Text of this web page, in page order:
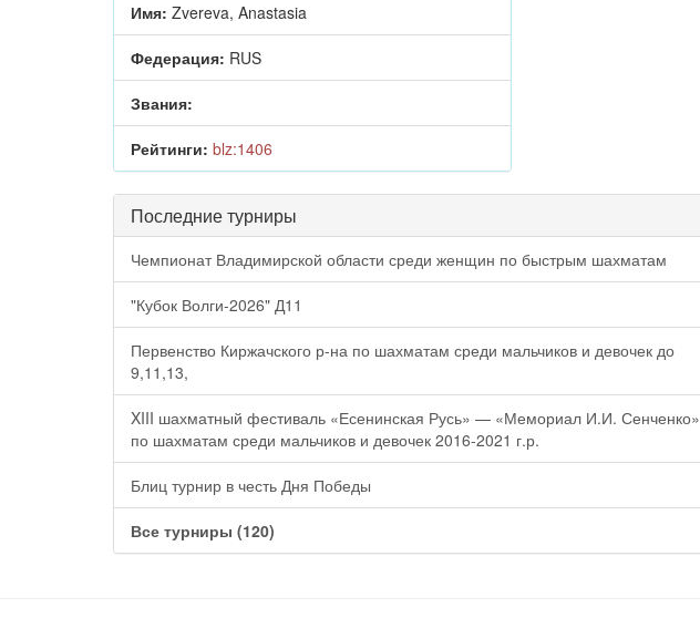
Имя: Zvereva, Anastasia
Федерация: RUS
Звания:
Рейтинги: blz:1406
Последние турниры
Чемпионат Владимирской области среди женщин по быстрым шахматам
"Кубок Волги-2026" Д11
Первенство Киржачского р-на по шахматам среди мальчиков и девочек до
9,11,13,
XIII шахматный фестиваль «Есенинская Русь» — «Мемориал И.И. Сенченко»
по шахматам среди мальчиков и девочек 2016-2021 г.р.
Блиц турнир в честь Дня Победы
Все турниры (120)